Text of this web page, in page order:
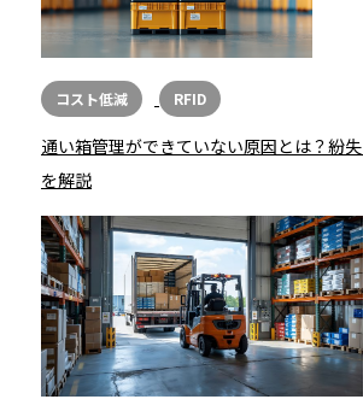
コスト低減 RFID
通い箱管理ができていない原因とは？紛
を解説